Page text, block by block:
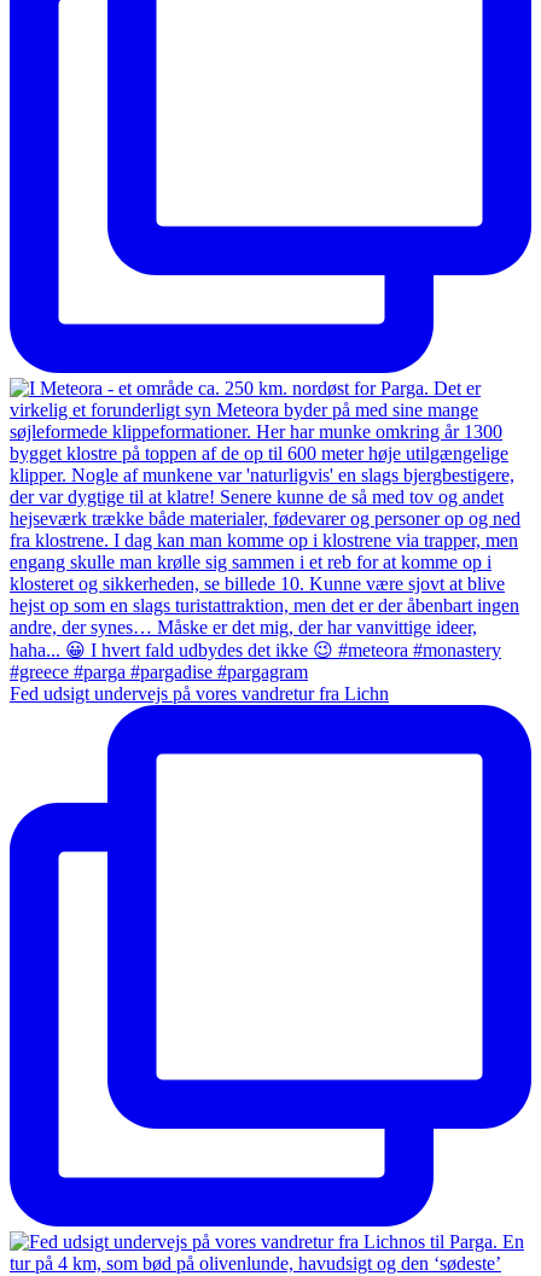
Fed udsigt undervejs på vores vandretur fra Lichn